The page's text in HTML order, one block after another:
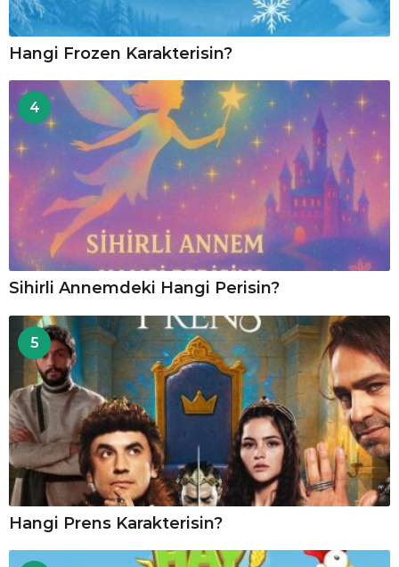
Hangi Frozen Karakterisin?
4
Sihirli Annemdeki Hangi Perisin?
5
Hangi Prens Karakterisin?